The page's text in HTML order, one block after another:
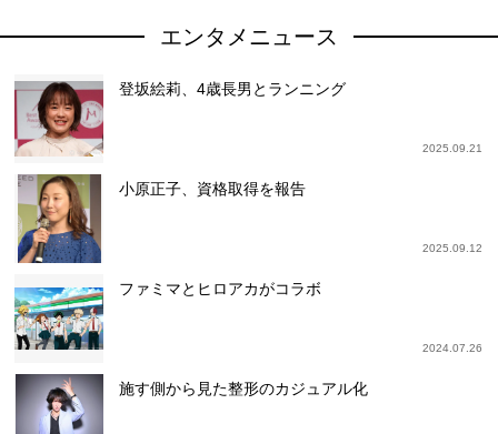
エンタメニュース
登坂絵莉、4歳長男とランニング
2025.09.21
小原正子、資格取得を報告
2025.09.12
ファミマとヒロアカがコラボ
2024.07.26
施す側から見た整形のカジュアル化